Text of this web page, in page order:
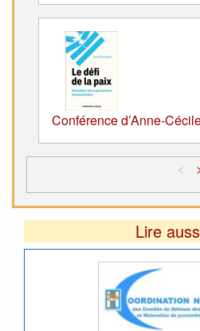
Conférence d’Anne-
<
Lire